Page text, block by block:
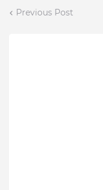
Previous Post